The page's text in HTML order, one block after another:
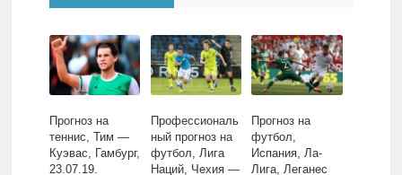
Прогноз на
теннис, Тим —
Куэвас, Гамбург,
23.07.19.
Профессиональ
ный прогноз на
футбол, Лига
Наций, Чехия —
Прогноз на
футбол,
Испания, Ла-
Лига, Леганес